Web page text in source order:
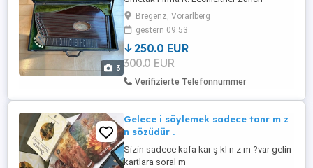
3
Schweizer Spezialgeschäft der
Zitherbranche. Die Zither ist in einem sehr
guten, gepflegten Zustsnd!
Bregenz, Vorarlberg
gestern 09:53
250.0 EUR
300.0 EUR
Verifizierte Telefonnummer
Gelece i söylemek sadece tanr m z
n sözüdür .
Sizin sadece kafa kar ş kl n z m ?var gelin
kartlara soral m